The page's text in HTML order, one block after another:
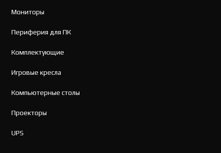
Мониторы
Периферия для ПК
Комплектующие
Игровые кресла
Компьютерные столы
Проекторы
UPS